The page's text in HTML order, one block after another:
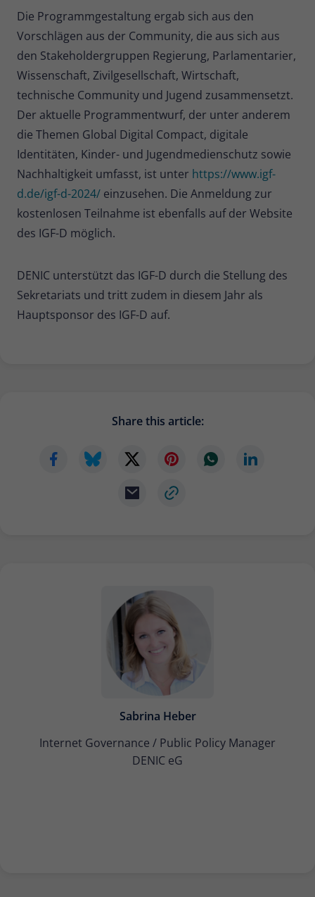
Die Programmgestaltung ergab sich aus den
Vorschlägen aus der Community, die aus sich aus
den Stakeholdergruppen Regierung, Parlamentarier,
Wissenschaft, Zivilgesellschaft, Wirtschaft,
technische Community und Jugend zusammensetzt.
Der aktuelle Programmentwurf, der unter anderem
die Themen Global Digital Compact, digitale
Identitäten, Kinder- und Jugendmedienschutz sowie
Nachhaltigkeit umfasst, ist unter https://www.igf-
d.de/igf-d-2024/ einzusehen. Die Anmeldung zur
kostenlosen Teilnahme ist ebenfalls auf der Website
des IGF-D möglich.
DENIC unterstützt das IGF-D durch die Stellung des
Sekretariats und tritt zudem in diesem Jahr als
Hauptsponsor des IGF-D auf.
Share this article:
Sabrina Heber
Internet Governance / Public Policy Manager
DENIC eG
Name _pk_ses
Anbieter Matomo
Laufzeit 30 Minuten
Zweck
Kurzlebige Cookies, die zur
vorübergehenden Speicherung von
Daten für den Besuch verwendet
werden.
Name _pk_cvar
Laufzeit 30 Minuten
Kurzlebige Cookies, die zur